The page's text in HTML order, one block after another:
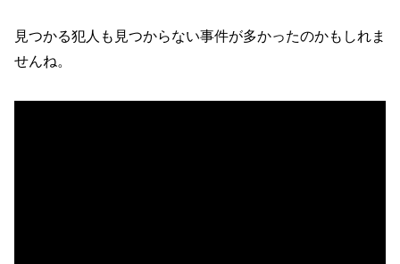
見つかる犯人も見つからない事件が多かったのかもしれま
せんね。